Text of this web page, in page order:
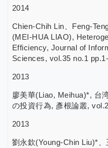
2014
Chien-Chih Lin、Feng-
(MEI-HUA LIAO),
Efficiency, Journal of
Sciences, vol.35 no.1
2013
廖美華(Liao, Meihua)*, 台
の投資行為, 彥根論叢,
2013
劉永欽(Young-Chin Liu)*